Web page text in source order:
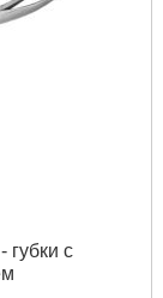
с